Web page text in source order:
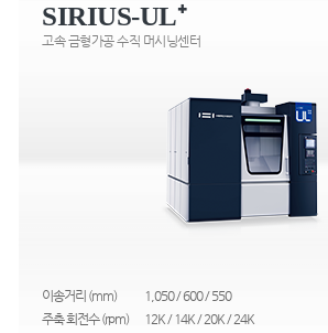
SIRIUS-UL⁺
고속 금형가공 수직 머시닝센터
이송거리 (mm)
1,050 / 600 / 550
주축 회전수 (rpm)
12K / 14K / 20K / 24K